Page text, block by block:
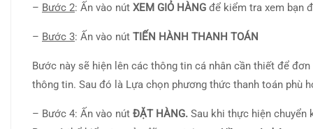
– Bước 2: Ấn vào nút XEM GIỎ HÀNG để kiểm tra xem bạn
– Bước 3: Ấn vào nút TIẾN HÀNH THANH TOÁN
Bước này sẽ hiện lên các thông tin cá nhân cần thiết để
thông tin. Sau đó là Lựa chọn phương thức thanh toán phù
– Bước 4: Ấn vào nút ĐẶT HÀNG. Sau khi thực hiện chuyển